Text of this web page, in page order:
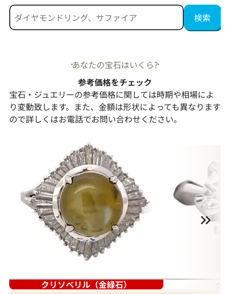
あなたの宝石はいくら?
参考価格をチェック
宝石・ジュエリーの参考価格に関しては時期や相場によ
り変動致します。また、金額は形状によっても異なります
ので詳しくはお電話でお問い合わせください。
クリソベリル（金緑石）